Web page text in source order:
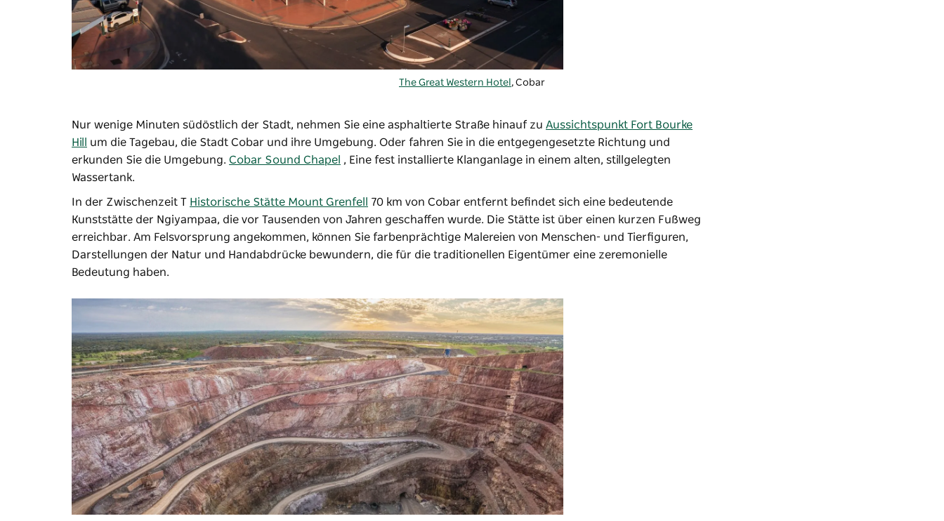
The Great Western Hotel , Cobar
Nur wenige Minuten südöstlich der Stadt, nehmen Sie eine asphaltierte Straße hinauf zu Aussichtspunkt Fort Bourke
Hill
um die Tagebau, die Stadt Cobar und ihre Umgebung. Oder fahren Sie in die entgegengesetzte Richtung und
erkunden Sie die Umgebung. Cobar Sound Chapel , Eine fest installierte Klanganlage in einem alten, stillgelegten
Wassertank.
In der Zwischenzeit T Historische Stätte Mount Grenfell
70 km von Cobar entfernt befindet sich eine bedeutende
Kunststätte der Ngiyampaa, die vor Tausenden von Jahren geschaffen wurde. Die Stätte ist über einen kurzen Fußweg
erreichbar. Am Felsvorsprung angekommen, können Sie farbenprächtige Malereien von Menschen- und Tierfiguren,
Darstellungen der Natur und Handabdrücke bewundern, die für die traditionellen Eigentümer eine zeremonielle
Bedeutung haben.